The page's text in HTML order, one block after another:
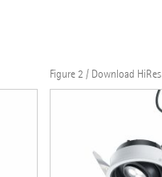
Figure 2 / Download HiRes